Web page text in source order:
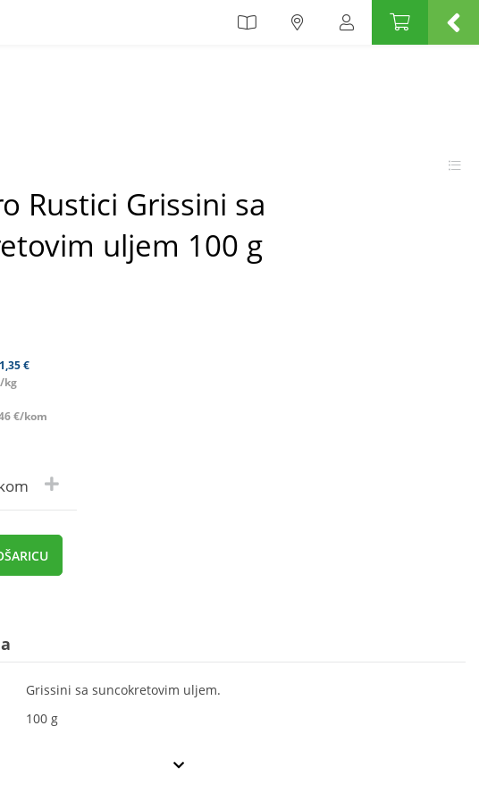
Rustici Grissini sa
uljem 100 g
1,35 €
kg
€/kom
Grissini sa suncokretovim uljem.
100 g